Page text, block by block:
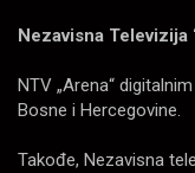
Nezavisna Televizija
NTV „Arena“
Bosne i Hercegovine.
Takođe, Nezavisna